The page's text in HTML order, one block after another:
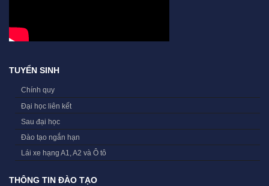
TUYỂN SINH
Chính quy
Đại học liên kết
Sau đại học
Đào tạo ngắn hạn
Lái xe hạng A1, A2 và Ô tô
THÔNG TIN ĐÀO TẠO